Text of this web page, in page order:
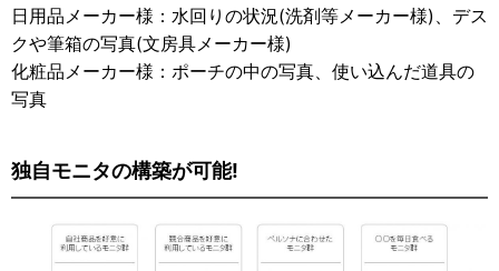
日用品メーカー様：水回りの状況(洗剤等メーカー様)、デス
クや筆箱の写真(文房具メーカー様)
化粧品メーカー様：ポーチの中の写真、使い込んだ道具の
写真
独自モニタの構築が可能!